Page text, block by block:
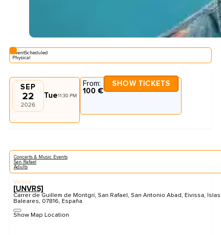
EventScheduled
Physical
SEP
22
2026
Tue11:30 PM
From:
100 €
SHOW TICKETS
Concerts & Music Events
San Rafael
Adults
Venue
[UNVRS]
Carrer de Guillem de Montgrí, San Rafael, San Antonio Abad, Eivissa, Islas
Baleares, 07816, España
Show Map Location